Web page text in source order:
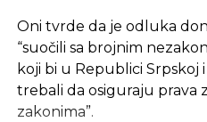
nove projekte i lokalnu
Oni tvrde da je odluka
“suočili sa brojnim
koji bi u Republici Srpskoj
trebali da osiguraju prava
zakonima”.